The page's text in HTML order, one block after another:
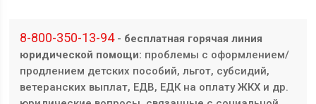
8-800-350-13-94- бесплатная горячая линия
юридической помощи: проблемы с оформлением/
продлением детских пособий, льгот, субсидий,
ветеранских выплат, ЕДВ, ЕДК на оплату ЖКХ и др.